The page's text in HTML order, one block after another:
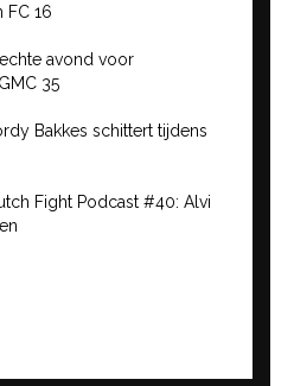
FC 16
avond voor
35
Bakkes schittert tijdens
Fight Podcast #40: Alvi